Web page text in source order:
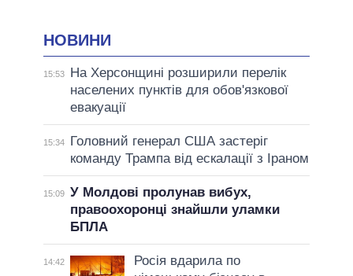
НОВИНИ
15:53
На Херсонщині розширили перелік
населених пунктів для обов'язкової
евакуації
15:34
Головний генерал США застеріг
команду Трампа від ескалації з Іраном
15:09 У Молдові пролунав вибух,
правоохоронці знайшли уламки
БПЛА
14:42
Росія вдарила по